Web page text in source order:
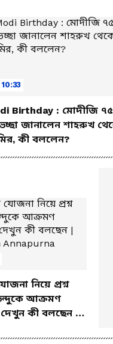
10:33
Birthday : মোদীজি
জানালেন শাহরুখ
কী বললেন?
নিয়ে প্রশ্ন
আক্রমণ
কী বলছেন |